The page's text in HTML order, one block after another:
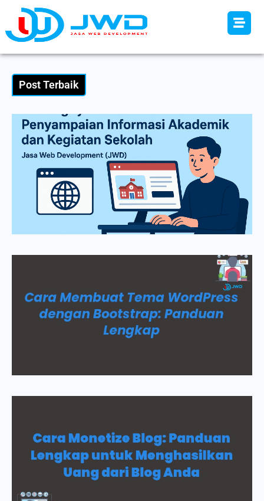
Post Terbaik